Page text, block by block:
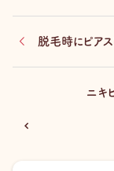
脱毛時にピア
ニキ